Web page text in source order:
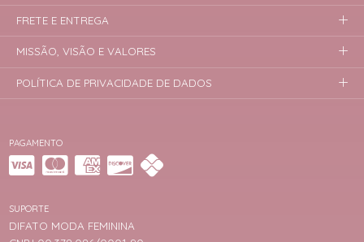
PAGAMENTO
SUPORTE
DIFATO MODA FEMININA
FRETE E ENTREGA
MISSÃO, VISÃO E VALORES
POLÍTICA DE PRIVACIDADE DE DADOS